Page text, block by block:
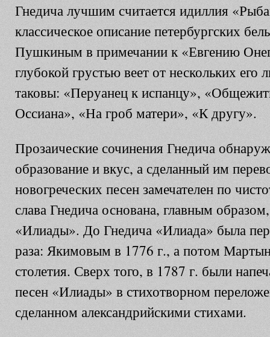
Гнедича лучшим считается идиллия
классическое описание петербургских
Пушкиным в примечании к «Евгению
глубокой грустью веет от нескольких его
таковы: «Перуанец к испанцу»,
Оссиана», «На гроб матери», «К другу».
Прозаические сочинения Гнедича
образование и вкус, а сделанный им
новогреческих песен замечателен по
слава Гнедича основана, главным
«Илиады». До Гнедича «Илиада» была
раза: Якимовым в 1776 г., а потом
столетия. Сверх того, в 1787 г. были
песен «Илиады» в стихотворном
сделанном александрийскими стихами.